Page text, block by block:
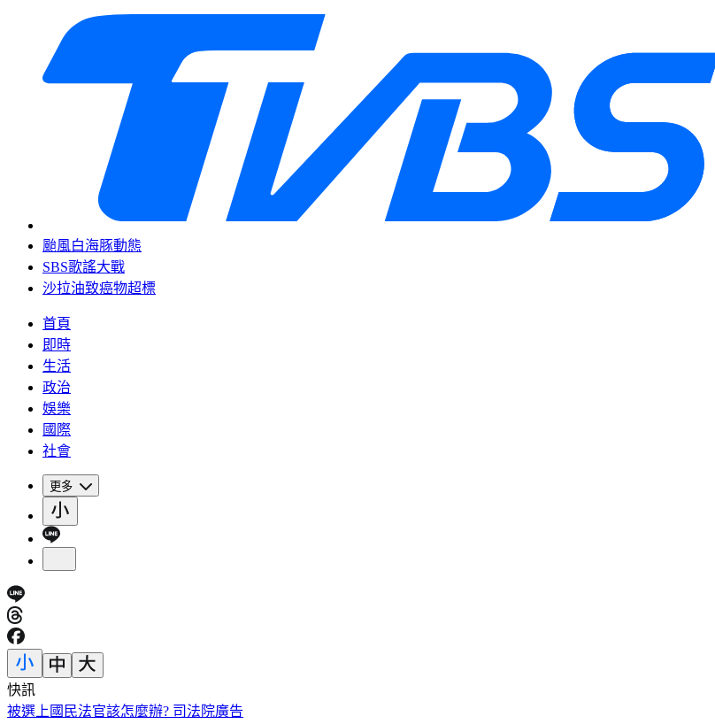
颱風白海豚動態
SBS歌謠大戰
沙拉油致癌物超標
首頁
即時
生活
政治
娛樂
國際
社會
更多
快訊
被選上國民法官該怎麼辦? 司法院廣告